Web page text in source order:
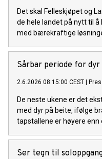
Det skal Felleskjøpet og
de hele landet på nytt til
med bærekraftige
Sårbar periode for
2.6.2026 08:15:00 CEST |
De neste ukene er det
med dyr på beite, ifølge
tapstallene er høyere enn
Ser tegn til